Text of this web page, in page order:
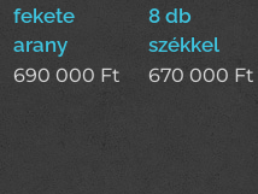
fekete
arany
690 000 Ft
8 db
székkel
670 000 Ft